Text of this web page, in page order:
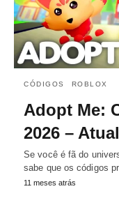
CÓDIGOS ROBLOX
Adopt Me:
2026 –
Se você é fã do
sabe que os códigos
11 meses atrás